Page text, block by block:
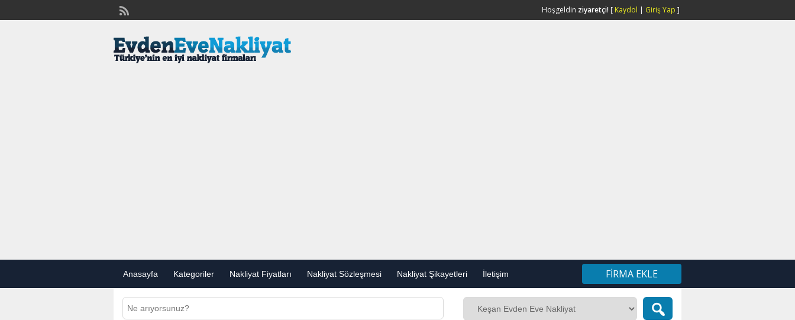
Hoşgeldin ziyaretçi! [ Kaydol | Giriş Yap ]
Anasayfa Kategoriler Nakliyat Fiyatları Nakliyat Sözleşmesi Nakliyat Şikayetleri İletişim FIRMA EKLE